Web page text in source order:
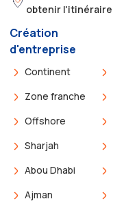
obtenir l'itinéraire
Création
d'entreprise
Continent
Zone franche
Offshore
Sharjah
Abou Dhabi
Ajman